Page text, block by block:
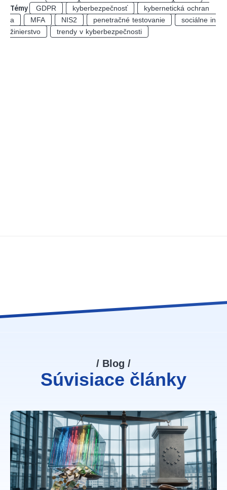
Témy GDPR kyberbezpečnosť
kybernetická ochran
a
MFA NIS2 penetračné testovanie
sociálne in
žinierstvo
trendy v kyberbezpečnosti
/ Blog /
Súvisiace články